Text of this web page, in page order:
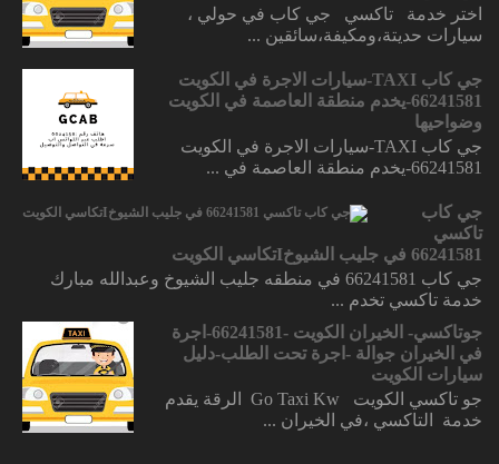
اختر خدمة تاكسي جي كاب في حولي ،
سيارات حديتة،ومكيفة،سائقين ...
جي كاب TAXI-سيارات الاجرة في الكويت
66241581-يخدم منطقة العاصمة في الكويت
وضواحيها
جي كاب TAXI-سيارات الاجرة في الكويت
66241581-يخدم منطقة العاصمة في ...
جي كاب
تاكسي
66241581 في جليب الشيوخIتكاسي الكويت
جي كاب 66241581 في منطقه جليب الشيوخ وعبدالله مبارك
خدمة تاكسي تخدم ...
جوتاكسي- الخيران الكويت -66241581-اجرة
في الخيران جوالة -اجرة تحت الطلب-دليل
سيارات الكويت
جو تاكسي الكويت Go Taxi Kw الرقة يقدم
خدمة التاكسي ،في الخيران ...